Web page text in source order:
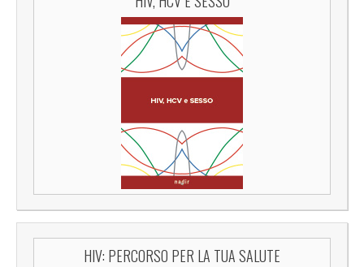
HIV: PERCORSO PER LA TUA SALUTE